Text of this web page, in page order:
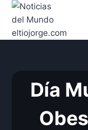
Saltar
contenido
Día